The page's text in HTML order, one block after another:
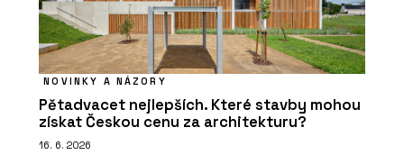
NOVINKY A NÁZORY
Pětadvacet nejlepších. Které stavby mohou
získat Českou cenu za architekturu?
16. 6. 2026